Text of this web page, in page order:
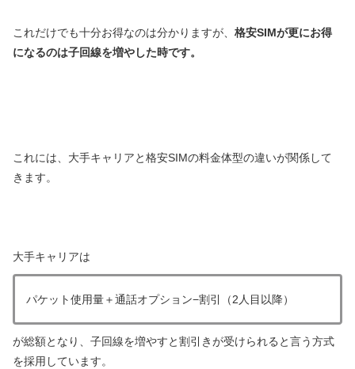
これだけでも十分お得なのは分かりますが、 格安SIMが更にお得
になるのは子回線を増やした時です。
これには、大手キャリアと格安SIMの料金体型の違いが関係して
きます。
大手キャリアは
パケット使用量＋通話オプション−割引（2人目以降）
が総額となり、子回線を増やすと割引きが受けられると言う方式
を採用しています。